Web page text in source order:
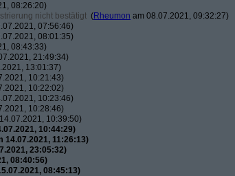
08:26:20)
nicht bestätigt (Rheumon am 08.07.2021, 09:32:27)
07:56:46)
08:01:35)
08:43:33)
21:49:34)
13:01:37)
10:21:43)
10:22:02)
10:23:46)
10:28:46)
10:39:50)
10:44:29)
14.07.2021, 11:26:13)
23:05:32)
08:40:56)
08:45:13)